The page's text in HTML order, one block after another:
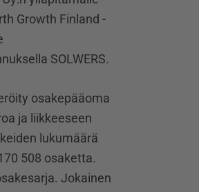
Growth Finland -
SOLWERS.
osakepääoma
ja liikkeeseen
lukumäärä
508 osaketta.
Jokainen